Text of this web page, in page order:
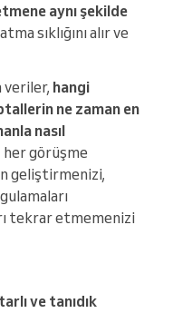
aynı şekilde
sıklığını alır ve
veriler, hangi
ne zaman en
nasıl
görüşme
geliştirmenizi,
tekrar etmemenizi
ve tanıdık